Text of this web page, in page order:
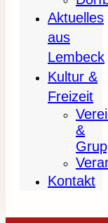
Aktuelles
aus
Lembeck
Kultur &
Freizeit
&
Kontakt